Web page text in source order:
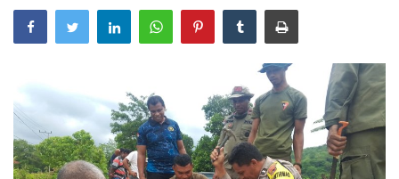
Mitra Polisi
Polisi Kita